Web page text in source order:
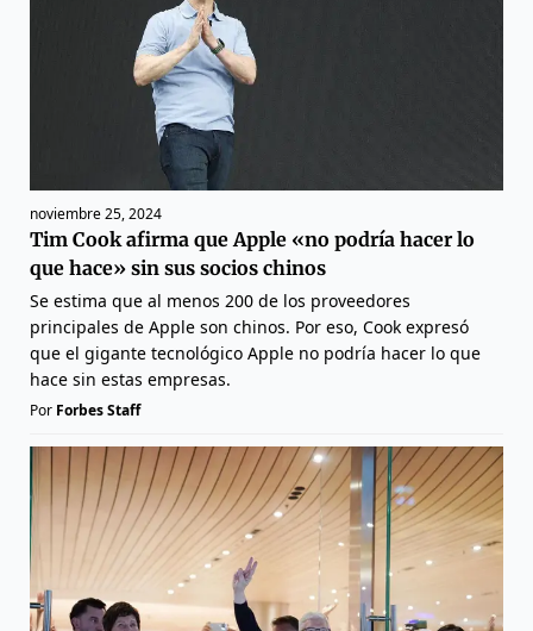
noviembre 25, 2024
Tim Cook afirma que Apple «no podría hacer lo
que hace» sin sus socios chinos
Se estima que al menos 200 de los proveedores
principales de Apple son chinos. Por eso, Cook expresó
que el gigante tecnológico Apple no podría hacer lo que
hace sin estas empresas.
Por Forbes Staff